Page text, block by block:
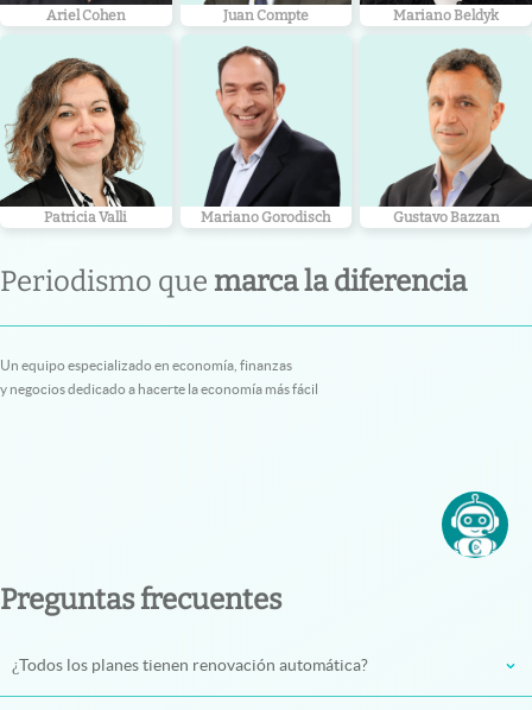
Ariel Cohen Juan Compte Mariano Beldyk
Patricia Valli Mariano Gorodisch Gustavo Bazzan
Periodismo que marca la diferencia
Un equipo especializado en economía, finanzas
y negocios dedicado a hacerte la economía más fácil
Preguntas frecuentes
¿Todos los planes tienen renovación automática?